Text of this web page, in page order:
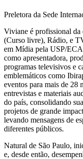
Preletora da Sede
Viviane é profissional da
(Curso livre), Rádio, e
em Mídia pela USP/
como apresentadora,
programas televisivos e
emblemáticos como
eventos para mais de 28
entrevistas e materiais
do país, consolidando
projetos de grande
levando mensagens de
diferentes públicos.
Natural de São Paulo,
e, desde então,